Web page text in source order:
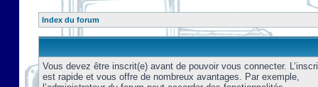
Index du forum
Vous devez être inscrit(e) avant de pouvoir vous connecter.
est rapide et vous offre de nombreux avantages. Par exemple,